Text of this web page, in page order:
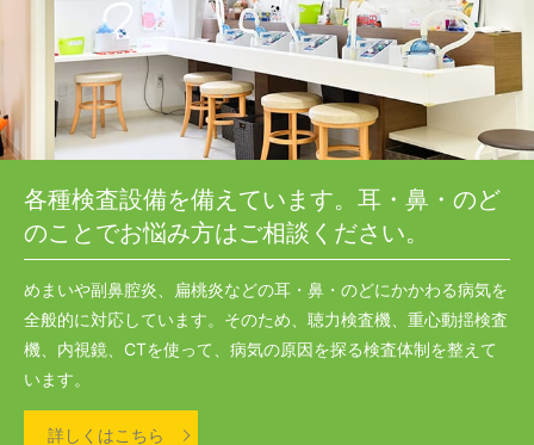
各種検査設備を備えています。耳・鼻・のど
のことでお悩み方はご相談ください。
めまいや副鼻腔炎、扁桃炎などの耳・鼻・のどにかかわる病気を
全般的に対応しています。そのため、聴力検査機、重心動揺検査
機、内視鏡、CTを使って、病気の原因を探る検査体制を整えて
います。
詳しくはこちら